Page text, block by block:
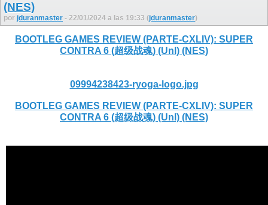
(NES)
por jduranmaster - 22/01/2024 a las 19:33 (jduranmaster)
BOOTLEG GAMES REVIEW (PARTE-CXLIV): SUPER
CONTRA 6 (超级战魂) (Unl) (NES)
09994238423-ryoga-logo.jpg
BOOTLEG GAMES REVIEW (PARTE-CXLIV): SUPER
CONTRA 6 (超级战魂) (Unl) (NES)